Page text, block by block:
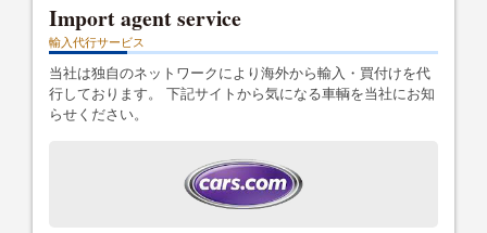
Import agent service
輸入代行サービス
当社は独自のネットワークにより海外から輸入・買付けを代
行しております。 下記サイトから気になる車輌を当社にお知
らせください。